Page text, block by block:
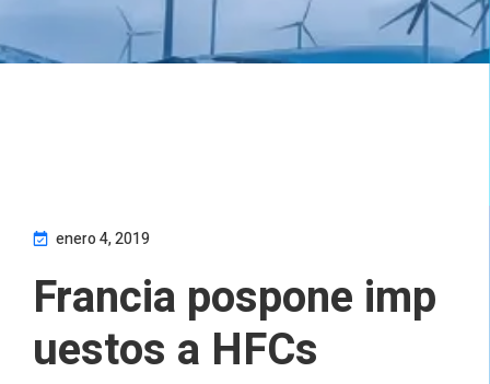
enero 4, 2019
Francia pospone imp
uestos a HFCs